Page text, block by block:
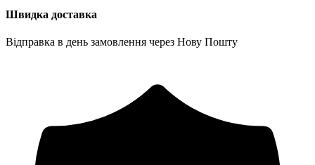
Швидка доставка
Відправка в день замовлення через Нову Пошту